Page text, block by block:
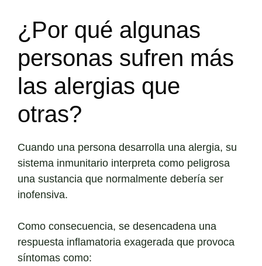
¿Por qué algunas
personas sufren más
las alergias que
otras?
Cuando una persona desarrolla una alergia, su
sistema inmunitario interpreta como peligrosa
una sustancia que normalmente debería ser
inofensiva.
Como consecuencia, se desencadena una
respuesta inflamatoria exagerada que provoca
síntomas como: